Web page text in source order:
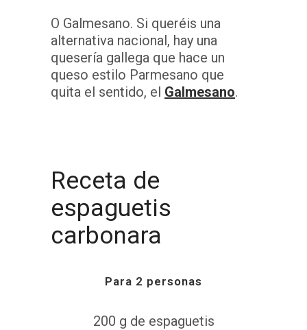
O Galmesano. Si queréis una
alternativa nacional, hay una
quesería gallega que hace un
queso estilo Parmesano que
quita el sentido, el Galmesano.
Receta de
espaguetis
carbonara
Para 2 personas
200 g de espaguetis